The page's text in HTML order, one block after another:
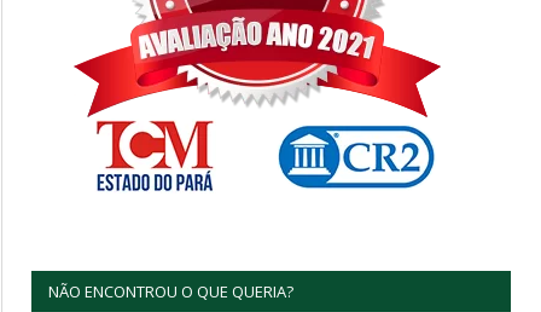
NÃO ENCONTROU O QUE QUERIA?